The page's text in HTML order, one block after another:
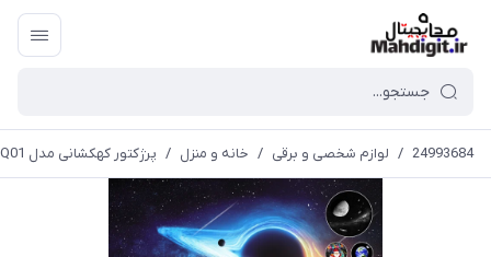
24993684
/ لوازم شخصی و برقی / خانه و منزل / پرژکتور کهکشانی مدل TKQ01